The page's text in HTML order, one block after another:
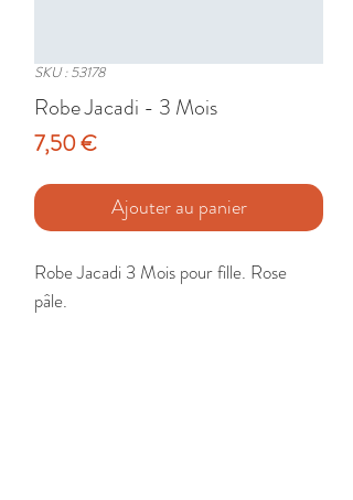
SKU : 53178
Robe Jacadi - 3 Mois
7,50 €Prix
Ajouter au panier
Robe Jacadi 3 Mois pour fille. Rose
pâle.